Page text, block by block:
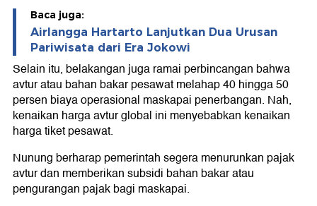
Baca juga:
Airlangga Hartarto Lanjutkan Dua Urusan
Pariwisata dari Era Jokowi
Selain itu, belakangan juga ramai perbincangan bahwa
avtur atau bahan bakar pesawat melahap 40 hingga 50
persen biaya operasional maskapai penerbangan. Nah,
kenaikan harga avtur global ini menyebabkan kenaikan
harga tiket pesawat.
Nunung berharap pemerintah segera menurunkan pajak
avtur dan memberikan subsidi bahan bakar atau
pengurangan pajak bagi maskapai.